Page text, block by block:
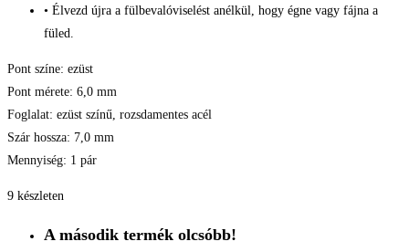
• Élvezd újra a fülbevalóviselést anélkül, hogy égne vagy fájna a
füled.
Pont színe: ezüst
Pont mérete: 6,0 mm
Foglalat: ezüst színű, rozsdamentes acél
Szár hossza: 7,0 mm
Mennyiség: 1 pár
9 készleten
A második termék olcsóbb!